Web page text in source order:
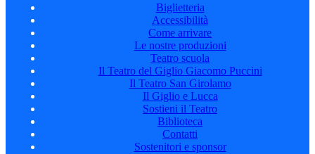
Biglietteria
Accessibilità
Come arrivare
Le nostre produzioni
Teatro scuola
Il Teatro del Giglio Giacomo Puccini
Il Teatro San Girolamo
Il Giglio e Lucca
Sostieni il Teatro
Biblioteca
Contatti
Sostenitori e sponsor